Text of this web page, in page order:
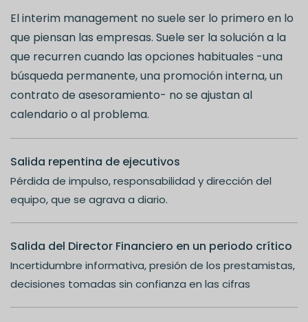
El interim management no suele ser lo primero en lo
que piensan las empresas. Suele ser la solución a la
que recurren cuando las opciones habituales -una
búsqueda permanente, una promoción interna, un
contrato de asesoramiento- no se ajustan al
calendario o al problema.
Salida repentina de ejecutivos
Pérdida de impulso, responsabilidad y dirección del
equipo, que se agrava a diario.
Salida del Director Financiero en un periodo crítico
Incertidumbre informativa, presión de los prestamistas,
decisiones tomadas sin confianza en las cifras